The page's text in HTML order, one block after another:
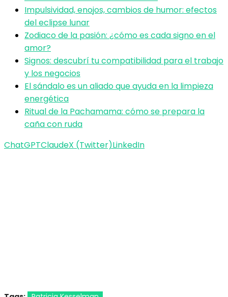
Impulsividad, enojos, cambios de humor: efectos
del eclipse lunar
Zodiaco de la pasión: ¿cómo es cada signo en el
amor?
Signos: descubrí tu compatibilidad para el trabajo
y los negocios
El sándalo es un aliado que ayuda en la limpieza
energética
Ritual de la Pachamama: cómo se prepara la
caña con ruda
ChatGPTClaudeX (Twitter)LinkedIn